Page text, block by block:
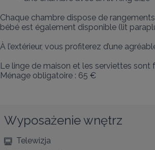
Chaque chambre dispose de
bébé est également disponible (lit
À l’extérieur, vous profiterez d’une
Le linge de maison et les serviettes sont
Ménage obligatoire : 65 €
Wyposażenie wnętrz
Telewizja